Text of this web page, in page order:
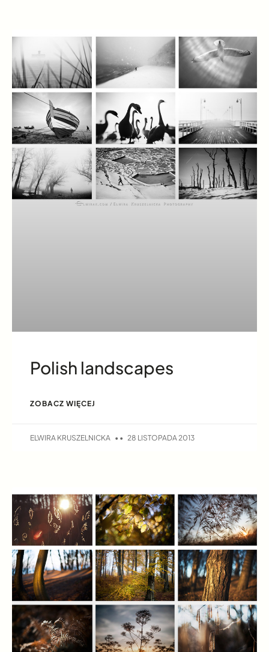
Polish landscapes
ZOBACZ WIĘCEJ
ELWIRA KRUSZELNICKA 28 LISTOPADA 2013